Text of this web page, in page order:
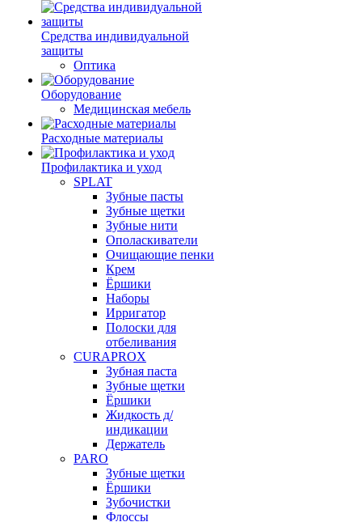
Средства индивидуальной
защиты
Оптика
Оборудование
Медицинская мебель
Расходные материалы
Профилактика и уход
SPLAT
Зубные пасты
Зубные щетки
Зубные нити
Ополаскиватели
Очищающие пенки
Крем
Ёршики
Наборы
Ирригатор
Полоски для
отбеливания
CURAPROX
Зубная паста
Зубные щетки
Ёршики
Жидкость д/
индикации
Держатель
PARO
Зубные щетки
Ёршики
Зубочистки
Флоссы